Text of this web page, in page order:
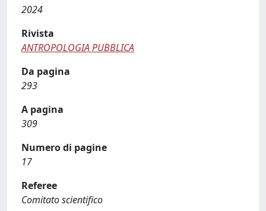
2024
Rivista
ANTROPOLOGIA PUBBLICA
Da pagina
293
A pagina
309
Numero di pagine
17
Referee
Comitato scientifico